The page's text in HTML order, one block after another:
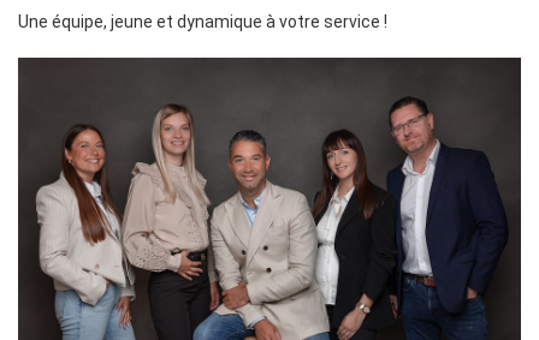
Une équipe, jeune et dynamique à votre service !